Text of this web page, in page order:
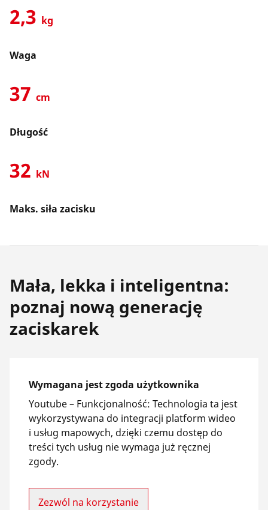
2,3 kg
Waga
37 cm
Długość
32 kN
Maks. siła zacisku
Mała, lekka i inteligentna:
poznaj nową generację
zaciskarek
Wymagana jest zgoda użytkownika
Youtube – Funkcjonalność: Technologia ta jest
wykorzystywana do integracji platform wideo
i usług mapowych, dzięki czemu dostęp do
treści tych usług nie wymaga już ręcznej
zgody.
Zezwól na korzystanie